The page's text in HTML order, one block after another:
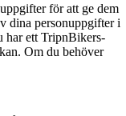
för att ge dem
dina personuppgifter i
har ett TripnBikers-
Om du behöver